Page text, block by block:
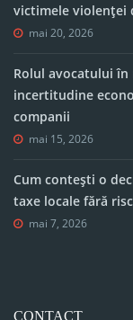
victimele violenței
mai 20, 2026
Rolul avocatului
incertitudine
companii
mai 15, 2026
Cum contești o
taxe locale fără
mai 7, 2026
CONTACT